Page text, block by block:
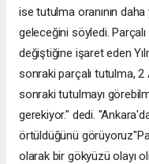
ise tutulma oranının
geleceğini söyledi.
değiştiğine işaret eden
sonraki parçalı tutulma,
sonraki tutulmayı
gerekiyor." dedi.
örtüldüğünü
olarak bir gökyüzü olayı